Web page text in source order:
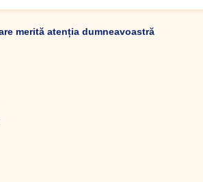
merită atenția dumneavoastră